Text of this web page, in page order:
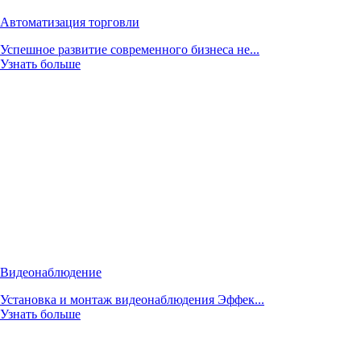
Автоматизация торговли
Успешное развитие современного бизнеса не...
Узнать больше
Видеонаблюдение
Установка и монтаж видеонаблюдения Эффек...
Узнать больше